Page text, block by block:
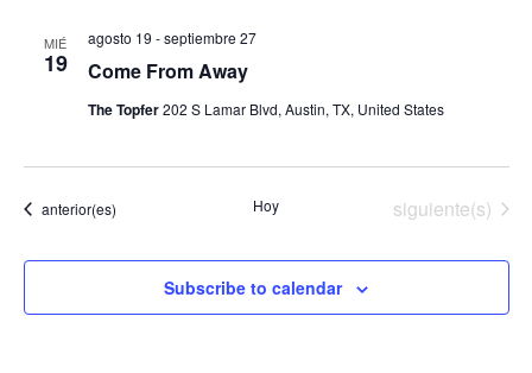
MIÉ
19 Come From Away
agosto 19 -septiembre 27
The Topfer202 S Lamar Blvd, Austin, TX, United States
Eventos
anterior(es) Hoy Eventos
siguiente(s)
Subscribe to calendar